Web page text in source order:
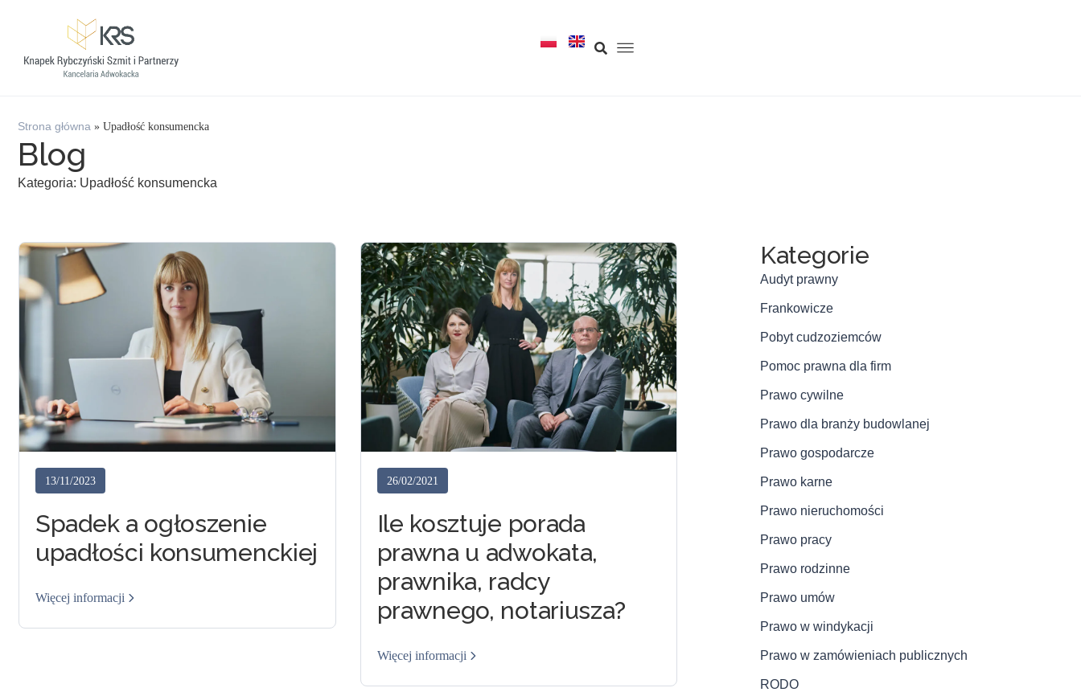
Strona główna » Upadłość konsumencka
Blog
Kategoria: Upadłość konsumencka
13/11/2023
Spadek a ogłoszenie
upadłości konsumenckiej
Więcej informacji
26/02/2021
Ile kosztuje porada
prawna u adwokata,
prawnika, radcy
prawnego, notariusza?
Więcej informacji
Kategorie
Audyt prawny
Frankowicze
Pobyt cudzoziemców
Pomoc prawna dla firm
Prawo cywilne
Prawo dla branży budowlanej
Prawo gospodarcze
Prawo karne
Prawo nieruchomości
Prawo pracy
Prawo rodzinne
Prawo umów
Prawo w windykacji
Prawo w zamówieniach publicznych
RODO